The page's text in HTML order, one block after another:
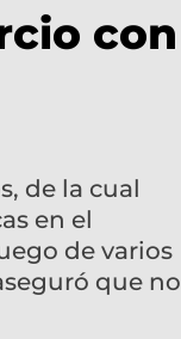
con
de la cual
en el
de varios
que no